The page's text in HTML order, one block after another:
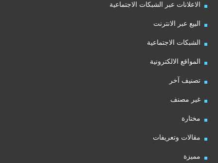
الاعلانات عبر الشبكات الاجتماعية
البيع عبر الانترنت
الشبكات الاجتماعية
المواقع الالكترونية
تصنيف آخر
غير مصنف
مختارة
مقالات وتعريفات
مميزة